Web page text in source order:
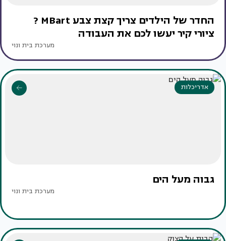
החדר של הילדים צריך קצת צבע MBart ?
ציורי קיר יעשו לכם את העבודה
מערכת בית ונוי
אדריכלות
גבוה מעל הים
מערכת בית ונוי